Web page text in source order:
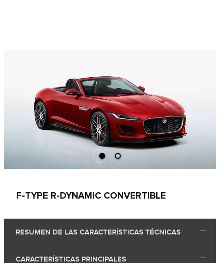
F‑TYPE R-DYNAMIC CONVERTIBLE
RESUMEN DE LAS CARACTERÍSTICAS TÉCNICAS
CARACTERÍSTICAS PRINCIPALES